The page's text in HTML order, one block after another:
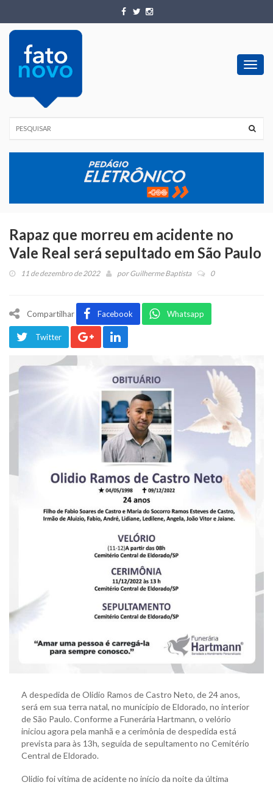
Rapaz que morreu em acidente no
Vale Real será sepultado em São Paulo
11 de dezembro de 2022 porGuilherme Baptista 0
Compartilhar Facebook Whatsapp
Twitter
A despedida de Olidio Ramos de Castro Neto, de 24 anos,
será em sua terra natal, no município de Eldorado, no interior
de São Paulo. Conforme a Funerária Hartmann, o velório
iniciou agora pela manhã e a cerimônia de despedida está
prevista para às 13h, seguida de sepultamento no Cemitério
Central de Eldorado.
Olidio foi vítima de acidente no início da noite da última